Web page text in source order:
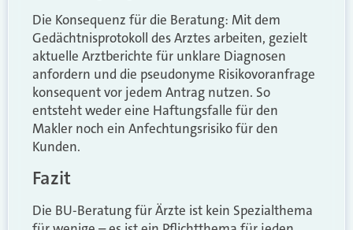
Die Konsequenz für die Beratung: Mit dem
Gedächtnisprotokoll des Arztes arbeiten, gezielt
aktuelle Arztberichte für unklare Diagnosen
anfordern und die pseudonyme Risikovoranfrage
konsequent vor jedem Antrag nutzen. So
entsteht weder eine Haftungsfalle für den
Makler noch ein Anfechtungsrisiko für den
Kunden.
Fazit
Die BU-Beratung für Ärzte ist kein Spezialthema